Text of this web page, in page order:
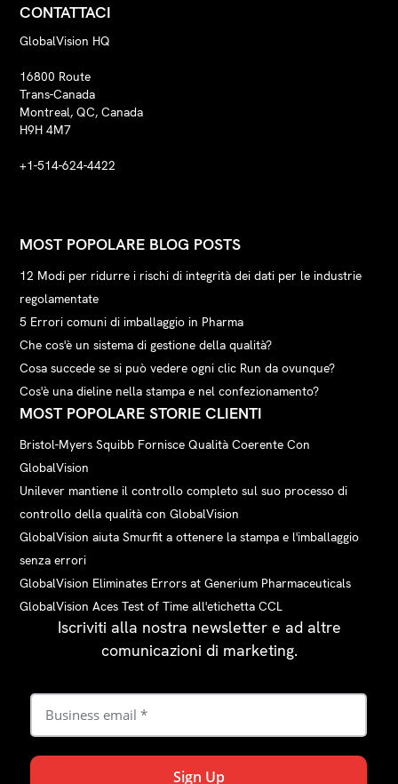
CONTATTACI
GlobalVision HQ
16800 Route
Trans-Canada
Montreal, QC, Canada
H9H 4M7
+1-514-624-4422
MOST POPOLARE BLOG POSTS
12 Modi per ridurre i rischi di integrità dei dati per le industrie
regolamentate
5 Errori comuni di imballaggio in Pharma
Che cos'è un sistema di gestione della qualità?
Cosa succede se si può vedere ogni clic Run da ovunque?
Cos'è una dieline nella stampa e nel confezionamento?
MOST POPOLARE STORIE CLIENTI
Bristol-Myers Squibb Fornisce Qualità Coerente Con
GlobalVision
Unilever mantiene il controllo completo sul suo processo di
controllo della qualità con GlobalVision
GlobalVision aiuta Smurfit a ottenere la stampa e l'imballaggio
senza errori
GlobalVision Eliminates Errors at Generium Pharmaceuticals
GlobalVision Aces Test of Time all'etichetta CCL
Iscriviti alla nostra newsletter e ad altre
comunicazioni di marketing.